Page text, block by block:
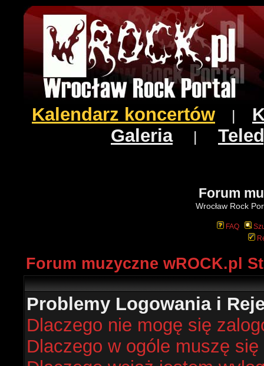
Kalendarz koncertów
Galeria|
Forum
Wrocław Rock
FAQ
Forum muzyczne wROCK.pl
Problemy Logowania i
Dlaczego nie mogę się
Dlaczego w ogóle muszę